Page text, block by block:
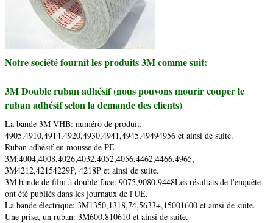
Notre société fournit les produits 3M comme suit:
3M Double ruban adhésif (nous pouvons mourir couper le
ruban adhésif selon la demande des clients)
La bande 3M VHB: numéro de produit:
4905,4910,4914,4920,4930,4941,4945,49494956 et ainsi de suite.
Ruban adhésif en mousse de PE
3M:4004,4008,4026,4032,4052,4056,4462,4466,4965,
3M4212,42154229P, 4218P et ainsi de suite.
3M bande de film à double face: 9075,9080,9448Les résultats de l'enquête
ont été publiés dans les journaux de l'UE.
La bande électrique: 3M1350,1318,74,5633+,15001600 et ainsi de suite.
Une prise, un ruban: 3M600,810610 et ainsi de suite.